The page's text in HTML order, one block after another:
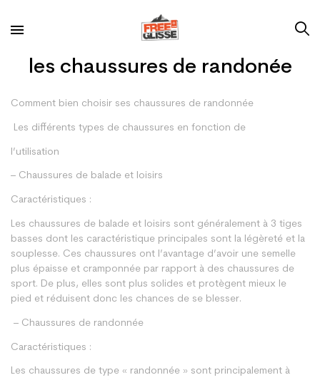
les chaussures de randonée
Comment bien choisir ses chaussures de randonnée
Les différents types de chaussures en fonction de
l’utilisation
– Chaussures de balade et loisirs
Caractéristiques :
Les chaussures de balade et loisirs sont généralement à 3 tiges
basses dont les caractéristique principales sont la légèreté et la
souplesse. Ces chaussures ont l’avantage d’avoir une semelle
plus épaisse et cramponnée par rapport à des chaussures de
sport. De plus, elles sont plus solides et protègent mieux le
pied et réduisent donc les chances de se blesser.
– Chaussures de randonnée
Caractéristiques :
Les chaussures de type « randonnée » sont principalement à